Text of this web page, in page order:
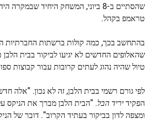
שהסתיים ב-8 ביוני, המשחק היחיד
טראמפ בקהל.
בהתחשב בכך, כמה קולות ברשתות החברתיות
שהאלופים החדשים לא יגיעו לביקור בבית הלבן
טיול שהיה נהוג לעתים קרובות עבור קבוצות
לפי גורם רשמי בבית הלבן, זה לא נכון. "אלה
הפקידיריד הבל. "הבית הלבן מברך את הניקס